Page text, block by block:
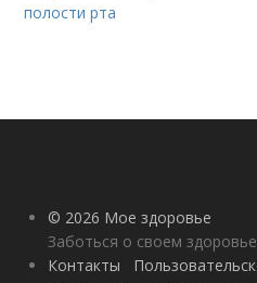
полости рта
© 2026 Мое здоровье
Заботься о своем
Контакты